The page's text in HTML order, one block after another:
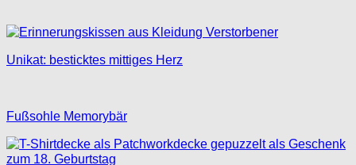
Unikat: besticktes mittiges Herz
Fußsohle Memorybär